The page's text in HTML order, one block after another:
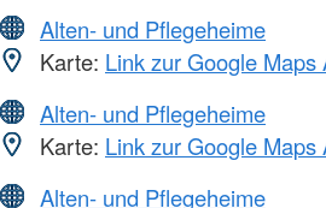
Alten- und Pflegeheime
Karte: Link zur Google Maps
Alten- und Pflegeheime
Karte: Link zur Google Maps
Alten- und Pflegeheime